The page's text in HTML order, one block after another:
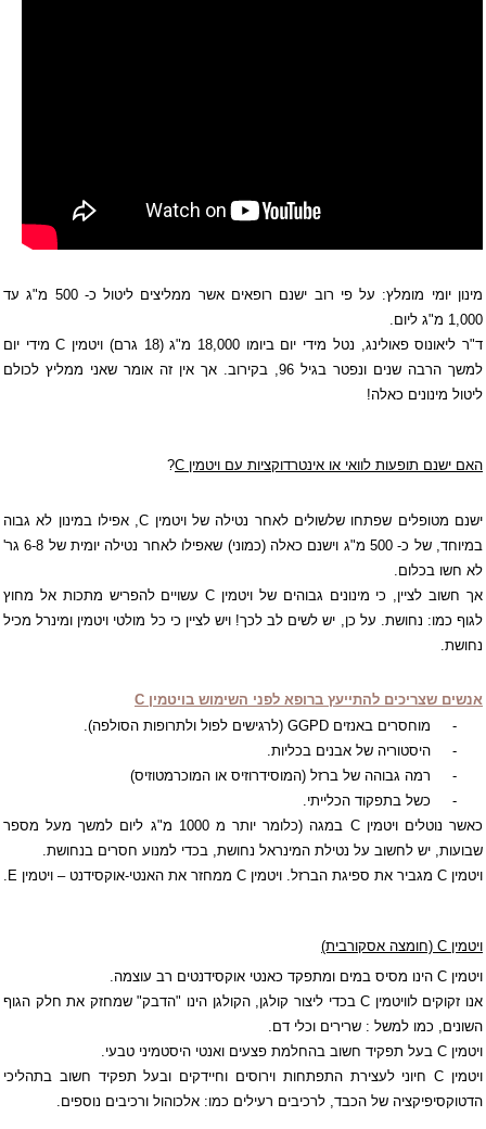
מינון יומי מומלץ: על פי רוב ישנם רופאים אשר ממליצים ליטול כ- 500 מ"ג עד
1,000 מ"ג ליום.
ד"ר ליאונוס פאולינג, נטל מידי יום ביומו 18,000 מ"ג (18 גרם) ויטמין
Cמידי יום
למשך הרבה שנים ונפטר בגיל 96, בקירוב. אך אין זה אומר שאני ממליץ לכולם
ליטול מינונים כאלה!
האם ישנם תופעות לוואי או אינטרדוקציות עם ויטמין C
?
ישנם מטופלים שפתחו שלשולים לאחר נטילה של ויטמין C, אפילו במינון לא גבוה
במיוחד, של כ- 500 מ"ג וישנם כאלה (כמוני) שאפילו לאחר נטילה יומית של 6-8 גר'
לא חשו בכלום.
אך חשוב לציין, כי מינונים גבוהים של ויטמין Cעשויים להפריש מתכות אל מחוץ
לגוף כמו: נחושת. על כן, יש לשים לב לכך! ויש לציין כי כל מולטי ויטמין ומינרל מכיל
נחושת.
אנשים שצריכים להתייעץ ברופא לפני השימוש בויטמין C
-
מוחסרים באנזים GGPD (לרגישים לפול ולתרופות הסולפה).
-
היסטוריה של אבנים בכליות.
-
רמה גבוהה של ברזל (המוסידרוזיס או המוכרמטוזיס)
-
כשל בתפקוד הכלייתי.
כאשר נוטלים ויטמיןC
במגה (כלומר יותר מ 1000 מ"ג ליום למשך מעל מספר
שבועות, יש לחשוב על נטילת המינראל נחושת, בכדי למנוע חסרים בנחושת.
ויטמין C מגביר את ספיגת הברזל. ויטמין C ממחזר את האנטי-אוקסידנט – ויטמין E
ויטמין C (חומצה אסקורבית)
ויטמין C הינו מסיס במים ומתפקד כאנטי אוקסידנטים רב עוצמה.
אנו זקוקים לוויטמין Cבכדי ליצור קולגן, הקולגן הינו "הדבק" שמחזק את חלק הגוף
השונים, כמו למשל : שרירים וכלי דם.
ויטמין C בעל תפקיד חשוב בהחלמת פצעים ואנטי היסטמיני טבעי.
ויטמין Cחיוני לעצירת התפתחות וירוסים וחיידקים ובעל תפקיד חשוב בתהליכי
הדטוקסיפיקציה של הכבד, לרכיבים רעילים כמו: אלכוהול ורכיבים נוספים.